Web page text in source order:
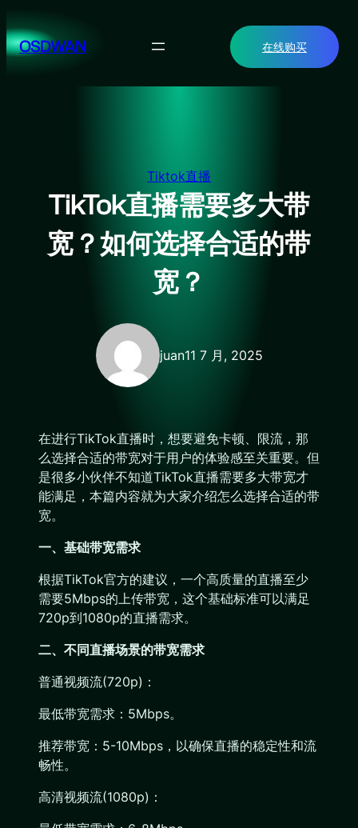
至
内OSDWAN 在线购买
Tiktok直播
TikTok直播需要多大带
宽？如何选择合适的带
宽？
juan11 7 月, 2025
在进行TikTok直播时，想要避免卡顿、限流，那
么选择合适的带宽对于用户的体验感至关重要。但
是很多小伙伴不知道TikTok直播需要多大带宽才
能满足，本篇内容就为大家介绍怎么选择合适的带
宽。
一、基础带宽需求
根据TikTok官方的建议，一个高质量的直播至少
需要5Mbps的上传带宽，这个基础标准可以满足
720p到1080p的直播需求。
二、不同直播场景的带宽需求
普通视频流(720p)：
最低带宽需求：5Mbps。
推荐带宽：5-10Mbps，以确保直播的稳定性和流
畅性。
高清视频流(1080p)：